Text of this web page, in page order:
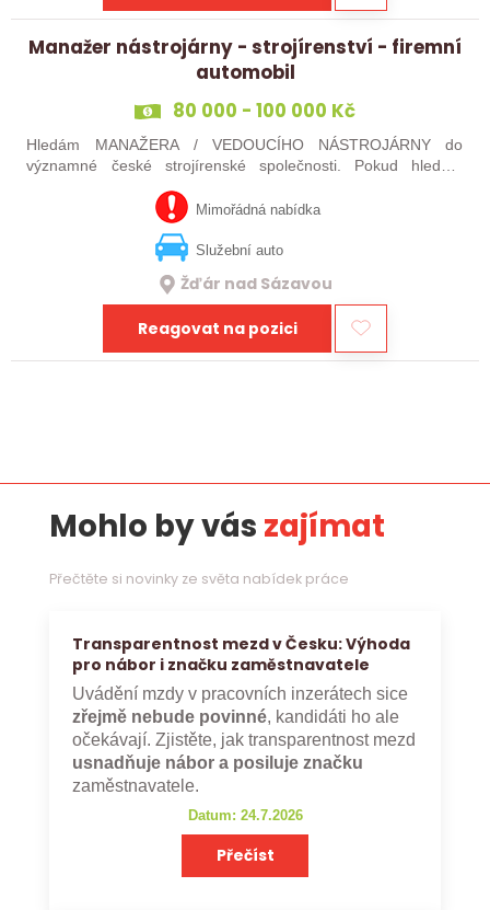
Manažer nástrojárny - strojírenství - firemní
automobil
80 000 - 100 000 Kč
Hledám MANAŽERA / VEDOUCÍHO NÁSTROJÁRNY do
významné české strojírenské společnosti. Pokud hledáte
jste silný v komunikaci a máte zkušenosti…
Mimořádná nabídka
Služební auto
Žďár nad Sázavou
Reagovat na pozici
Mohlo by vás zajímat
Přečtěte si novinky ze světa nabídek práce
Transparentnost mezd v Česku: Výhoda
pro nábor i značku zaměstnavatele
Uvádění mzdy v pracovních inzerátech sice
zřejmě nebude povinné, kandidáti ho ale
očekávají. Zjistěte, jak transparentnost mezd
usnadňuje nábor a posiluje značku
zaměstnavatele.
Datum: 24.7.2026
Přečíst